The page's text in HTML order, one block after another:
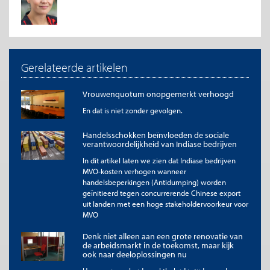
Ontwikkelingen in grote gemeenten (G4 en G40)
De slagingskans van koopstarters op de koopwoningmarkt
staat de laatste tijd veelvuldig in de belangstelling. Met name in
de grote gemeenten, waar de woningmarkt krap is en de
prijzen de afgelopen jaren flink zijn gestegen, zouden
interessant om te kijken in hoeverre woningcorporaties in de
grootste gemeenten woningen verkopen, met speciale
belangstelling voor de verkopen aan koopstarters.
Gerelateerde artikelen
Vrouwenquotum onopgemerkt verhoogd
En dat is niet zonder gevolgen.
Handelsschokken beïnvloeden de sociale
verantwoordelijkheid van Indiase bedrijven
In dit artikel laten we zien dat Indiase bedrijven
MVO-kosten verhogen wanneer
handelsbeperkingen (Antidumping) worden
geïnitieerd tegen concurrerende Chinese export
uit landen met een hoge stakeholdervoorkeur voor
MVO
Denk niet alleen aan een grote renovatie van
de arbeidsmarkt in de toekomst, maar kijk
ook naar deeloplossingen nu